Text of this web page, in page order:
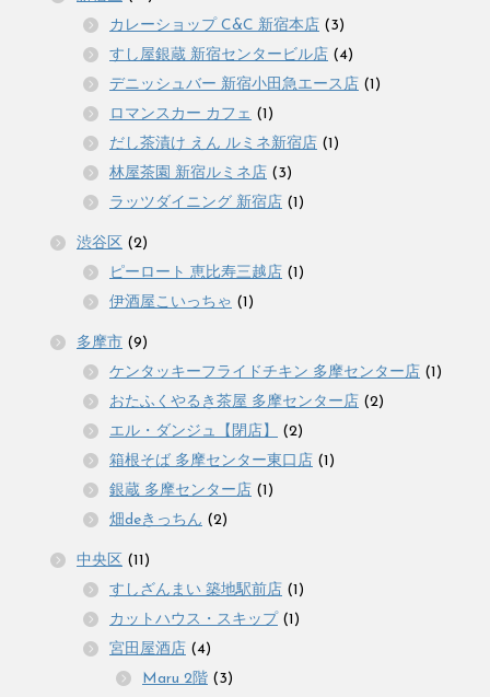
カレーショップ C&C 新宿本店 (3)
すし屋銀蔵 新宿センタービル店 (4)
デニッシュバー 新宿小田急エース店 (1)
ロマンスカー カフェ (1)
だし茶漬け えん ルミネ新宿店 (1)
林屋茶園 新宿ルミネ店 (3)
ラッツダイニング 新宿店 (1)
渋谷区 (2)
ピーロート 恵比寿三越店 (1)
伊酒屋こいっちゃ (1)
多摩市 (9)
ケンタッキーフライドチキン 多摩センター店 (1)
おたふくやるき茶屋 多摩センター店 (2)
エル・ダンジュ【閉店】
(2)
箱根そば 多摩センター東口店 (1)
銀蔵 多摩センター店 (1)
畑deきっちん (2)
中央区 (11)
すしざんまい 築地駅前店 (1)
カットハウス・スキップ (1)
宮田屋酒店 (4)
Maru 2階 (3)